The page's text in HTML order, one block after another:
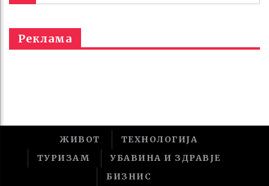
Реклама
ЖИВОТ
ТЕХНОЛОГИЈА
ТУРИЗАМ
УБАВИНА И ЗДРАВЈЕ
БИЗНИС